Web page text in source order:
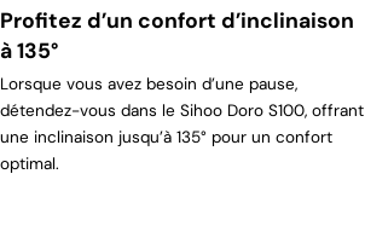
Profitez d’un confort d’inclinaison
à 135°
Lorsque vous avez besoin d’une pause,
détendez-vous dans le Sihoo Doro S100, offrant
une inclinaison jusqu’à 135° pour un confort
optimal.